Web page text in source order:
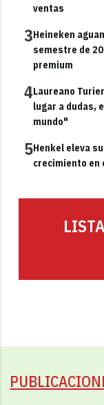
ventas
3Heineken
semestre de
premium
4Laureano
lugar a dudas,
mundo"
5Henkel eleva
crecimiento en